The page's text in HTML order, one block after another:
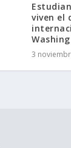
viven el
3